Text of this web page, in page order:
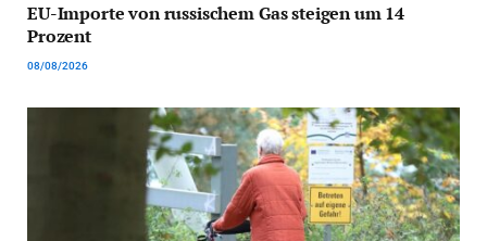
EU-Importe von russischem Gas steigen um 14
Prozent
08/08/2026